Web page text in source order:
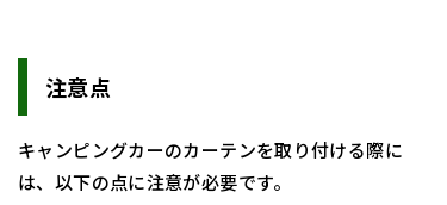
注意点
キャンピングカーのカーテンを取り付ける際に
は、以下の点に注意が必要です。